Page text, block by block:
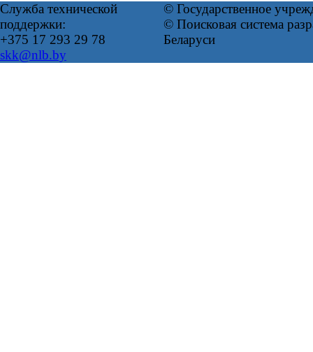
Служба технической
поддержки:
+375 17 293 29 78
skk@nlb.by
© Государственное
© Поисковая система
Беларуси